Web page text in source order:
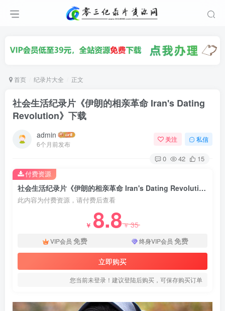
首页 纪录片大全 正文
社会生活纪录片《伊朗的相亲革命 Iran's Dating
Revolution》下载
admin
6个月前发布
关注 私信
0 42 15
社会生活纪录片《伊朗的相亲革命 Iran's Dating Revolution》下载
此内容为付费资源，请付费后查看
￥ 8.8￥35
VIP会员 免费 终身VIP会员 免费
立即购买
您当前未登录！建议登陆后购买，可保存购买订单
付费资源